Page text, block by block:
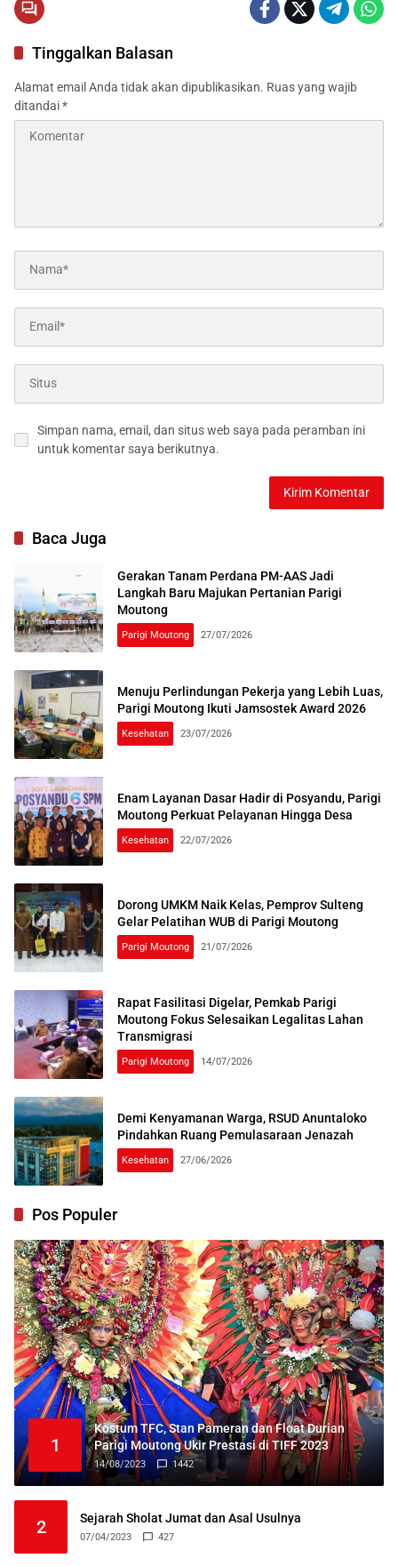
Tinggalkan Balasan
Alamat email Anda tidak akan dipublikasikan. Ruas yang wajib
ditandai*
Simpan nama, email, dan situs web saya pada peramban ini
untuk komentar saya berikutnya.
Baca Juga
Gerakan Tanam Perdana PM-AAS Jadi
Langkah Baru Majukan Pertanian Parigi
Moutong
Parigi Moutong 27/07/2026
Menuju Perlindungan Pekerja yang Lebih Luas,
Parigi Moutong Ikuti Jamsostek Award 2026
Kesehatan 23/07/2026
Enam Layanan Dasar Hadir di Posyandu, Parigi
Moutong Perkuat Pelayanan Hingga Desa
Kesehatan 22/07/2026
Dorong UMKM Naik Kelas, Pemprov Sulteng
Gelar Pelatihan WUB di Parigi Moutong
Parigi Moutong 21/07/2026
Rapat Fasilitasi Digelar, Pemkab Parigi
Moutong Fokus Selesaikan Legalitas Lahan
Transmigrasi
Parigi Moutong 14/07/2026
Demi Kenyamanan Warga, RSUD Anuntaloko
Pindahkan Ruang Pemulasaraan Jenazah
Kesehatan 27/06/2026
Pos Populer
1
Kostum TFC, Stan Pameran dan Float Durian
Parigi Moutong Ukir Prestasi di TIFF 2023
14/08/2023 1442
2 Sejarah Sholat Jumat dan Asal Usulnya
07/04/2023 427